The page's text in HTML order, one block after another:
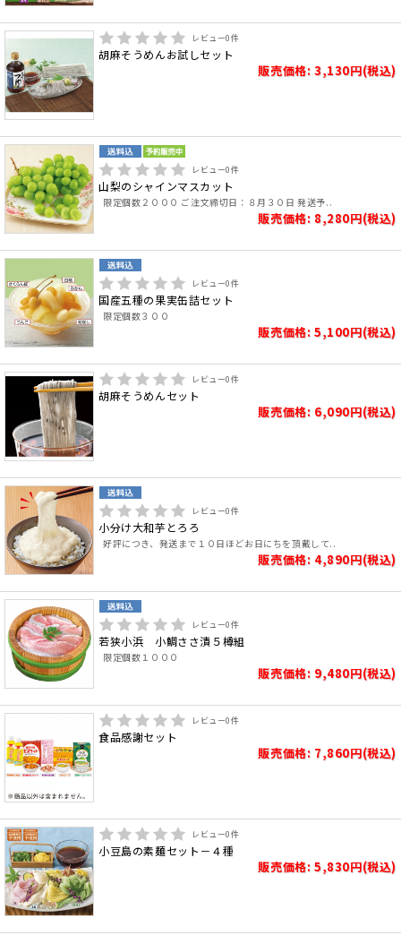
レビュー0件
胡麻そうめんお試しセット
販売価格: 3,130円(税込)
レビュー0件
山梨のシャインマスカット
限定個数２０００ ご注文締切日：８月３０日 発送予..
販売価格: 8,280円(税込)
レビュー0件
国産五種の果実缶詰セット
限定個数３００
販売価格: 5,100円(税込)
レビュー0件
胡麻そうめんセット
販売価格: 6,090円(税込)
レビュー0件
小分け大和芋とろろ
好評につき、発送まで１０日ほどお日にちを頂戴して..
販売価格: 4,890円(税込)
レビュー0件
若狭小浜 小鯛ささ漬５樽組
限定個数１０００
販売価格: 9,480円(税込)
レビュー0件
食品感謝セット
販売価格: 7,860円(税込)
レビュー0件
小豆島の素麺セット－４種
販売価格: 5,830円(税込)